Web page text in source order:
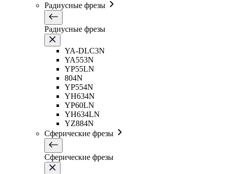
Радиусные фрезы
Радиусные фрезы
YA-DLC3N
YA553N
YP55LN
804N
YP554N
YH634N
YP60LN
YH634LN
YZ884N
Сферические фрезы
Сферические фрезы